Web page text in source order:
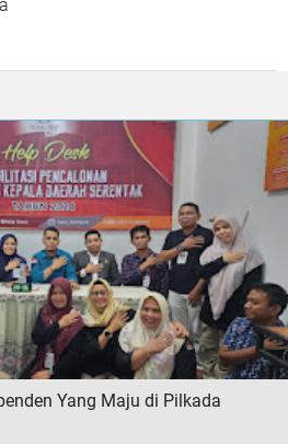
Yang Maju di Pilkada